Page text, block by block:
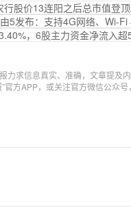
行股价13连阳之后总市值登
5发布：支持4G网络、Wi-Fi
，6股主力资金净流入超
力求信息真实、准确，文章提及
”官方APP，或关注官方微信公众